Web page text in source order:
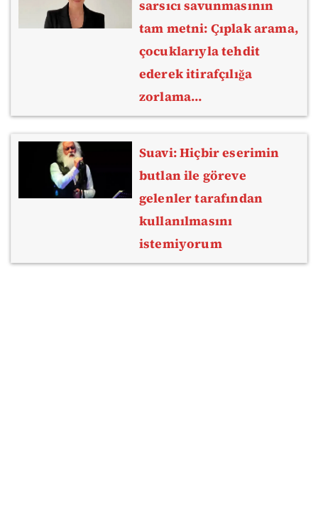
sarsıcı savunmasının
tam metni: Çıplak arama,
çocuklarıyla tehdit
ederek itirafçılığa
zorlama…
Suavi: Hiçbir eserimin
butlan ile göreve
gelenler tarafından
kullanılmasını
istemiyorum